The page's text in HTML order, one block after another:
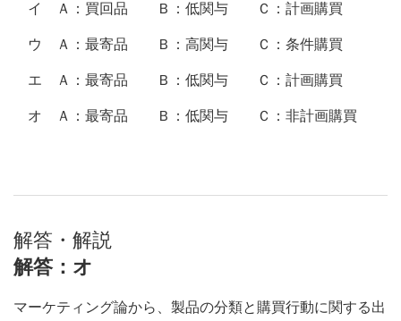
イ Ａ：買回品 Ｂ：低関与 Ｃ：計画購買
ウ Ａ：最寄品 Ｂ：高関与 Ｃ：条件購買
エ Ａ：最寄品 Ｂ：低関与 Ｃ：計画購買
オ Ａ：最寄品 Ｂ：低関与 Ｃ：非計画購買
解答・解説
解答：オ
マーケティング論から、製品の分類と購買行動に関する出